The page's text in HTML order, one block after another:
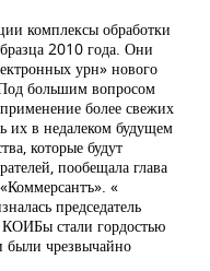
комплексы обработки
2010 года. Они
урн» нового
большим вопросом
более свежих
их в недалеком будущем
которые будут
пообещала глава
«
председатель
стали гордостью
были чрезвычайно